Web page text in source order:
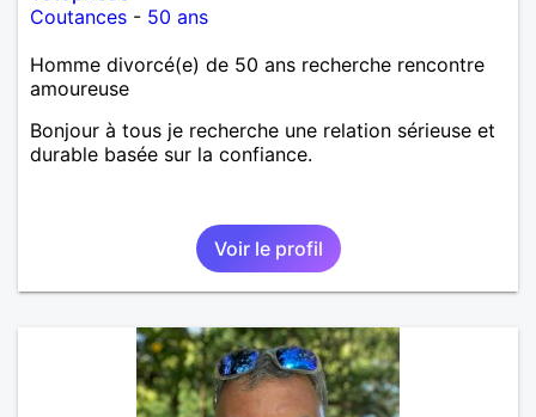
Coutances - 50 ans
Homme divorcé(e) de 50 ans recherche rencontre
amoureuse
Bonjour à tous je recherche une relation sérieuse et
durable basée sur la confiance.
Voir le profil